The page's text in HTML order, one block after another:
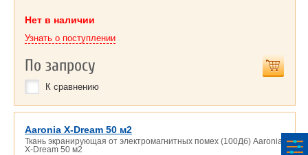
Нет в наличии
Узнать о поступлении
По запросу
К сравнению
Aaronia X-Dream 50 м2
Ткань экранирующая от электромагнитных помех (100Дб) Aaronia
X-Dream 50 м2